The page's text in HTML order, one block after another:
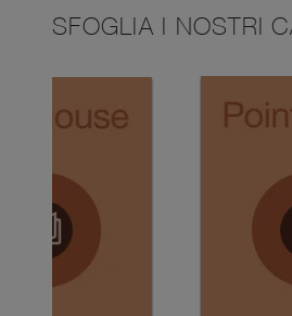
SFOGLIA I NOSTRI